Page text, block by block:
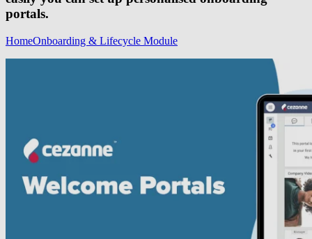
portals.
HomeOnboarding & Lifecycle Module